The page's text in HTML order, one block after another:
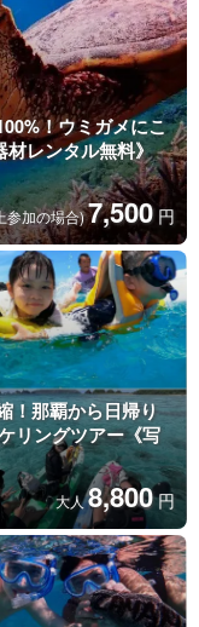
！ウミガメにこ
レンタル無料》
参加の場合)7,500 円
！那覇から日帰り
リングツアー《写
大人8,800 円